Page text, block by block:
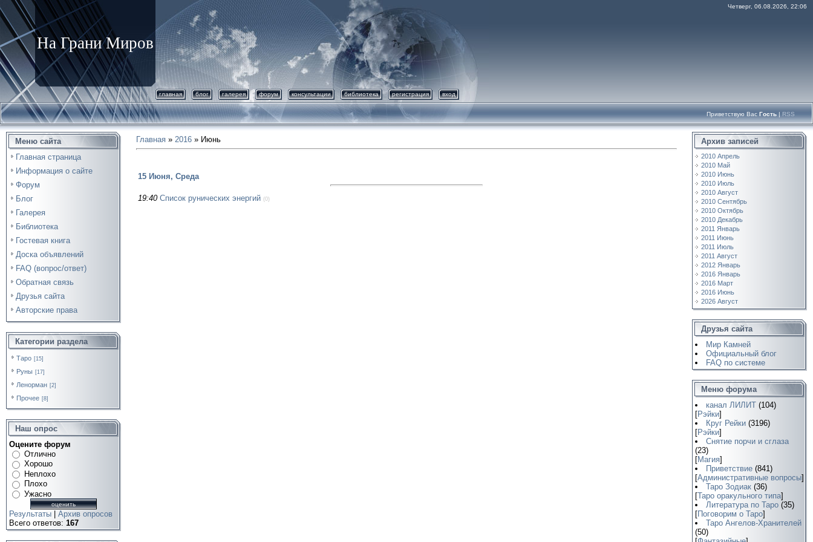
На Грани Миров
Четверг, 06.08.2026, 22:06
главная блог галерея форум консультации библиотека регистрация вход
Приветствую Вас Гость | RSS
Меню сайта
Главная страница
Информация о сайте
Форум
Блог
Галерея
Библиотека
Гостевая книга
Доска объявлений
FAQ (вопрос/ответ)
Обратная связь
Друзья сайта
Авторские права
Категории раздела
Таро [15]
Руны [17]
Ленорман [2]
Прочее [8]
Наш опрос
Оцените форум
Отлично
Хорошо
Неплохо
Плохо
Ужасно
Результаты
Архив опросов
Всего ответов: 167
Главная » 2016 » Июнь
15 Июня, Среда
19:40 Список рунических энергий (0)
Архив записей
2010 Апрель
2010 Май
2010 Июнь
2010 Июль
2010 Август
2010 Сентябрь
2010 Октябрь
2010 Декабрь
2011 Январь
2011 Июнь
2011 Июль
2011 Август
2012 Январь
2016 Январь
2016 Март
2016 Июнь
2026 Август
Друзья сайта
Мир Камней
Официальный блог
FAQ по системе
Меню форума
канал ЛИЛИТ (104)
[Рэйки]
Круг Рейки (3196)
[Рэйки]
Снятие порчи и сглаза
(23)
[Магия]
Приветствие (841)
[Административные вопросы]
Таро Зодиак (36)
[Таро оракульного типа]
Литература по Таро (35)
[Поговорим о Таро]
Таро Ангелов-Хранителей
(50)